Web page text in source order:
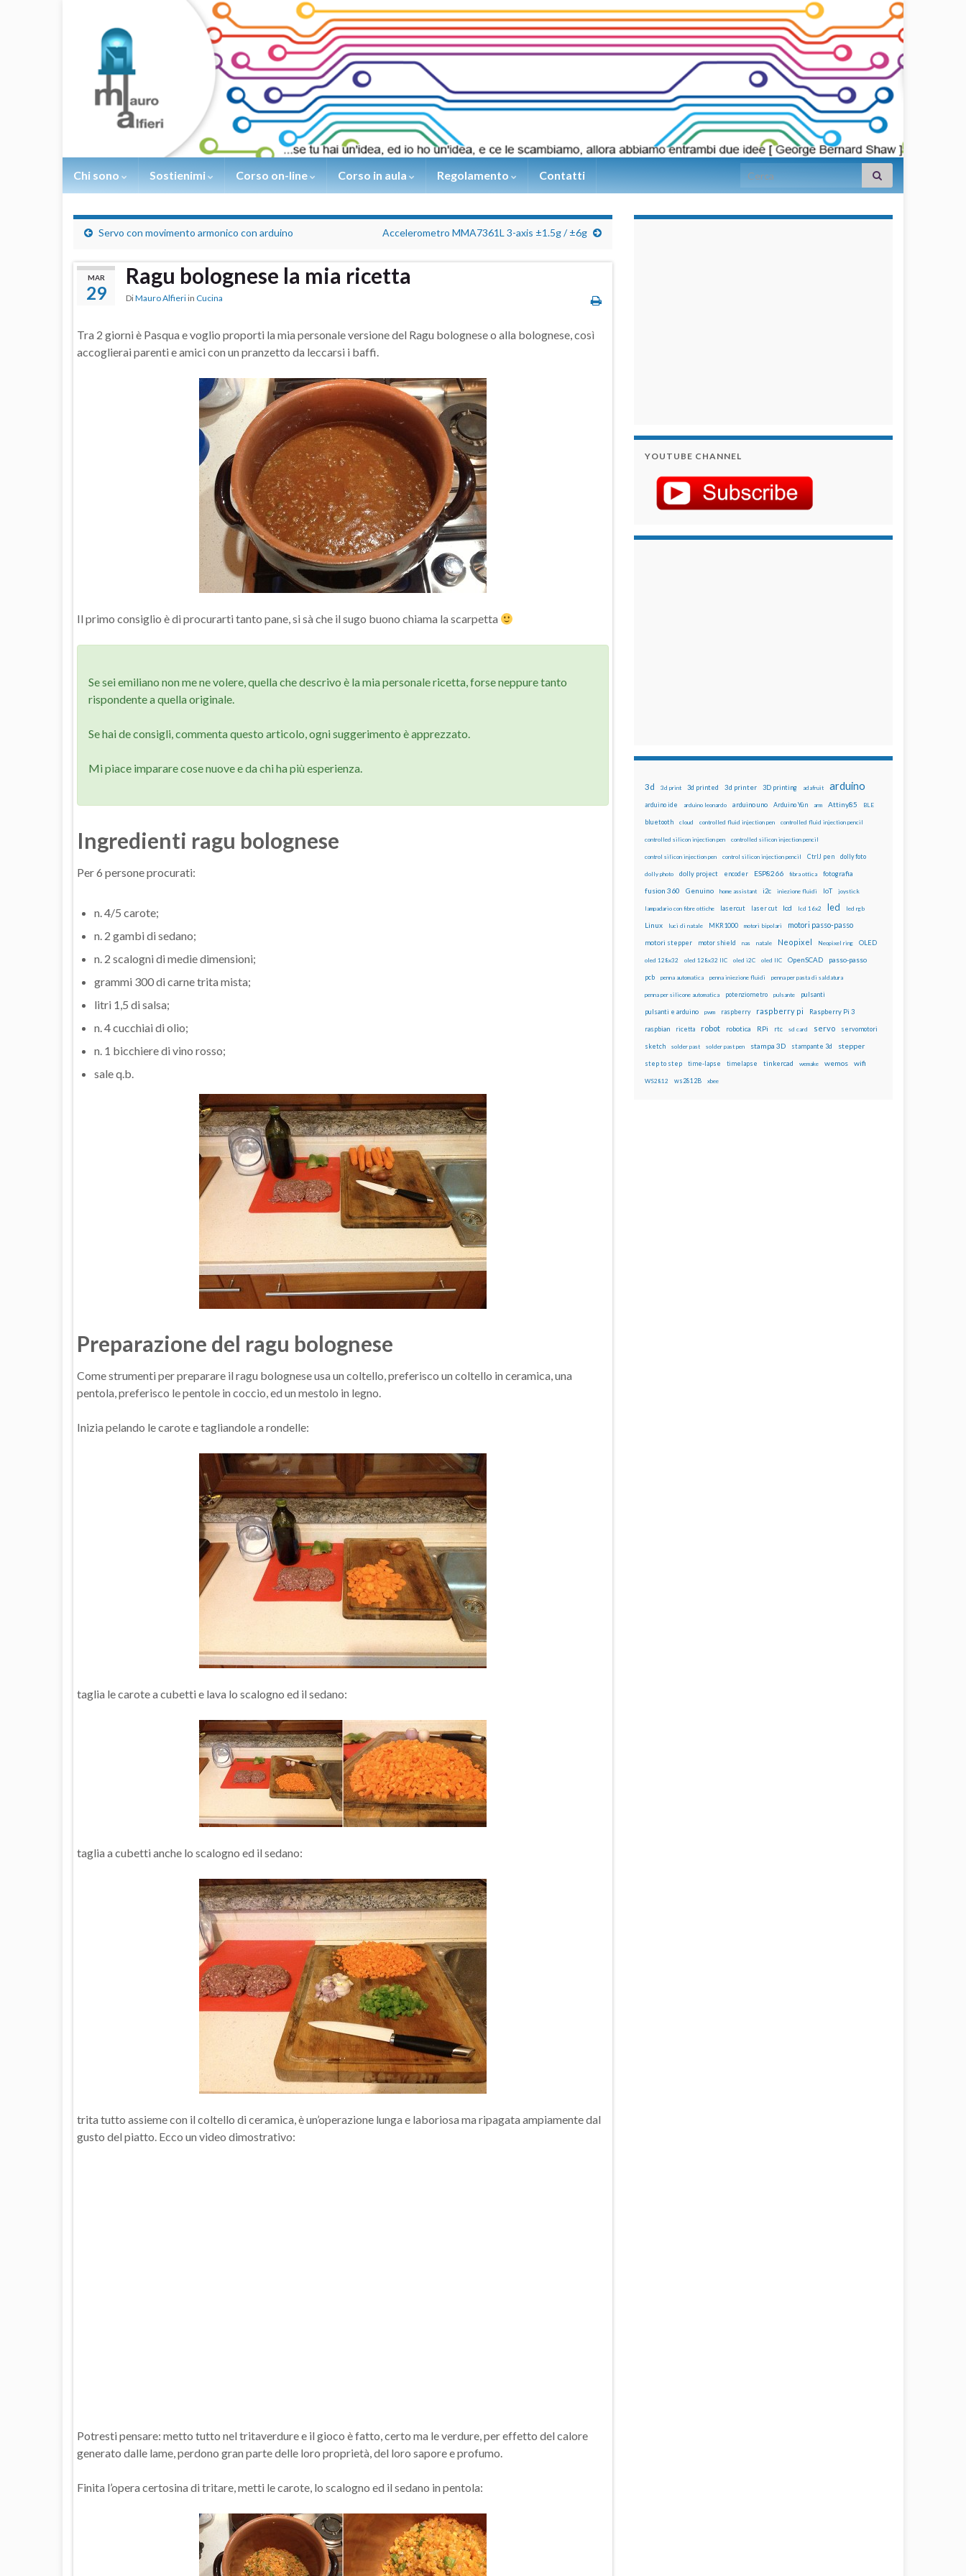
Chi sono Sostienimi Corso on-line Corso in aula Regolamento Contatti Search for:
Servo con movimento armonico con arduino Accelerometro MMA7361L 3-axis ±1.5g / ±6g
MAR
29
Ragu bolognese la mia ricetta
DiMauro Alfieri in Cucina
Tra 2 giorni è Pasqua e voglio proporti la mia personale versione del Ragu bolognese o alla bolognese, così
accoglierai parenti e amici con un pranzetto da leccarsi i baffi.
Il primo consiglio è di procurarti tanto pane, si sà che il sugo buono chiama la scarpetta
Se sei emiliano non me ne volere, quella che descrivo è la mia personale ricetta, forse neppure tanto
rispondente a quella originale.
Se hai de consigli, commenta questo articolo, ogni suggerimento è apprezzato.
Mi piace imparare cose nuove e da chi ha più esperienza.
Ingredienti ragu bolognese
Per 6 persone procurati:
n. 4/5 carote;
n. 2 gambi di sedano;
n. 2 scalogni di medie dimensioni;
grammi 300 di carne trita mista;
litri 1,5 di salsa;
n. 4 cucchiai di olio;
n. 1 bicchiere di vino rosso;
sale q.b.
Preparazione del ragu bolognese
Come strumenti per preparare il ragu bolognese usa un coltello, preferisco un coltello in ceramica, una
pentola, preferisco le pentole in coccio, ed un mestolo in legno.
Inizia pelando le carote e tagliandole a rondelle:
taglia le carote a cubetti e lava lo scalogno ed il sedano:
taglia a cubetti anche lo scalogno ed il sedano:
trita tutto assieme con il coltello di ceramica, è un’operazione lunga e laboriosa ma ripagata ampiamente dal
gusto del piatto. Ecco un video dimostrativo:
Potresti pensare: metto tutto nel tritaverdure e il gioco è fatto, certo ma le verdure, per effetto del calore
generato dalle lame, perdono gran parte delle loro proprietà, del loro sapore e profumo.
Finita l’opera certosina di tritare, metti le carote, lo scalogno ed il sedano in pentola:
YOUTUBE CHANNEL
3d 3d print 3d printed 3d printer 3D printing adafruit arduino
arduino ide arduino leonardo arduino uno Arduino Yún arm Attiny85 BLE
bluetooth cloud controlled fluid injection pen controlled fluid injection pencil
controlled silicon injection pen controlled silicon injection pencil
control silicon injection pen control silicon injection pencil CtrlJ pen dolly foto
dolly photo dolly project encoder ESP8266 fibra ottica fotografia
fusion 360 Genuino home assistant i2c iniezione fluidi IoT joystick
lampadario con fibre ottiche lasercut laser cut lcd lcd 16x2 led led rgb
Linux luci di natale MKR1000 motori bipolari motori passo-passo
motori stepper motor shield nas natale Neopixel Neopixel ring OLED
oled 128x32 oled 128x32 IIC oled i2C oled IIC OpenSCAD passo-passo
pcb penna automatica penna iniezione fluidi penna per pasta di saldatura
penna per silicone automatica potenziometro pulsante pulsanti
pulsanti e arduino pwm raspberry raspberry pi Raspberry Pi 3
raspbian ricetta robot robotica RPi rtc sd card servo servomotori
sketch solder past solder past pen stampa 3D stampante 3d stepper
step to step time-lapse timelapse tinkercad wemake wemos wifi
WS2812 ws2812B xbee